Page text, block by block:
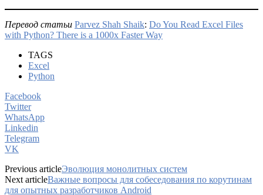
Перевод статьи Parvez Shah Shaik: Do You Read Excel Files
with Python? There is a 1000x Faster Way
TAGS
Excel
Python
Facebook
Twitter
WhatsApp
Linkedin
Telegram
VK
Previous articleЭволюция монолитных систем
Next articleВажные вопросы для собеседования по корутинам
для опытных разработчиков Android